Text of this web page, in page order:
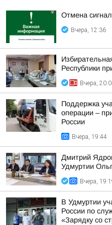
Отмена
Вчера, 12:36
Республики
Вчера,
Поддержка
операции –
России
Вчера, 19:44
Дмитрий
Удмуртии
Вчера,
В Удмуртии
России по
«Зарядку со